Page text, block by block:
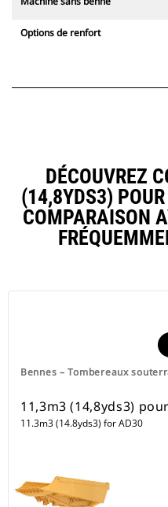
Options de renfort
DÉCOUVREZ
(14,8YDS3)
COMPARAISON
Bennes – Tombereaux
11,3m3 (14,8yds3)
11.3m3 (14.8yds3) for AD30